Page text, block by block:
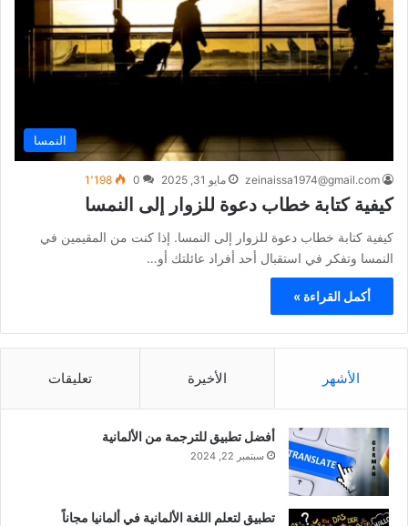
النمسا
zeinaissa1974@gmail.com مايو 31, 2025 0 1٬198
كيفية كتابة خطاب دعوة للزوار إلى النمسا
كيفية كتابة خطاب دعوة للزوار إلى النمسا. إذا كنت من المقيمين في
النمسا وتفكر في استقبال أحد أفراد عائلتك أو…
أكمل القراءة »
الأشهر الأخيرة تعليقات
أفضل تطبيق للترجمة من الألمانية
سبتمبر 22, 2024
تطبيق لتعلم اللغة الألمانية في ألمانيا مجاناً